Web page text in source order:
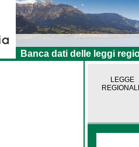
Banca dati delle leggi
LEGGE